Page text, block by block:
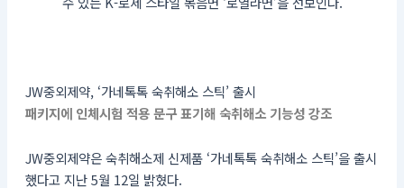
JW중외제약, ‘가네톡톡 숙취해소 스틱’ 출시
패키지에 인체시험 적용 문구 표기해 숙취해소 기능성 강조
JW중외제약은 숙취해소제 신제품 ‘가네톡톡 숙취해소 스틱’을 출시
했다고 지난 5월 12일 밝혔다.